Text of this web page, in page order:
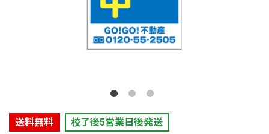
送料無料
校了後5営業日後発送